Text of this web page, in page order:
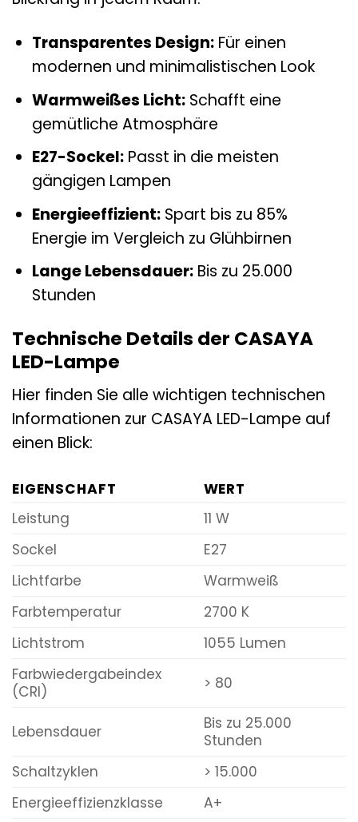
Transparentes Design:Für einen
modernen und minimalistischen Look
Warmweißes Licht:Schafft eine
gemütliche Atmosphäre
E27-Sockel:Passt in die meisten
gängigen Lampen
Energieeffizient:Spart bis zu 85%
Energie im Vergleich zu Glühbirnen
Lange Lebensdauer:Bis zu 25.000
Stunden
Technische Details der CASAYA
LED-Lampe
Hier finden Sie alle wichtigen technischen
Informationen zur CASAYA LED-Lampe auf
einen Blick:
EIGENSCHAFT
WERT
Leistung
11 W
Sockel
E27
Lichtfarbe
Warmweiß
Farbtemperatur
2700 K
Lichtstrom
1055 Lumen
Farbwiedergabeindex
(CRI)
> 80
Lebensdauer
Bis zu 25.000
Stunden
Schaltzyklen
> 15.000
Energieeffizienzklasse
A+